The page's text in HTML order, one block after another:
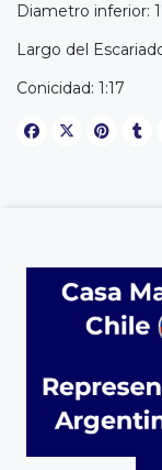
Diametro inferior:
Largo del
Conicidad: 1:17